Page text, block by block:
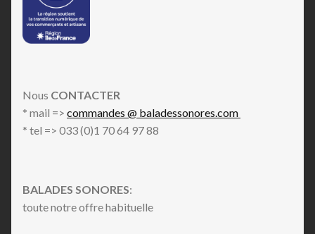
Nous CONTACTER
* mail => commandes @ baladessonores.com
* tel => 033 (0)1 70 64 97 88
BALADES SONORES:
toute notre offre habituelle